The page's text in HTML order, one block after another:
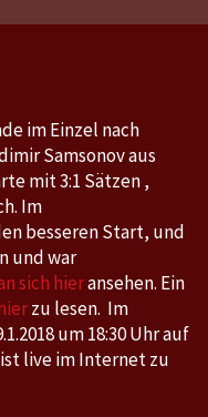
World
Open,
15.1.-
im Einzel nach
Samsonov aus
mit 3:1 Sätzen ,
Im
besseren Start, und
und war
sich hieransehen. Ein
zu lesen. Im
um 18:30 Uhr auf
ist live im Internet zu